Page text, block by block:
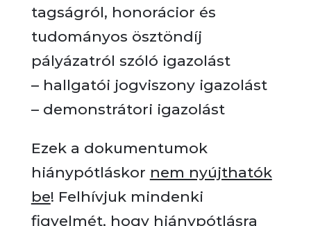
tagságról, honorácior és
tudományos ösztöndíj
pályázatról szóló igazolást
– hallgatói jogviszony igazolást
– demonstrátori igazolást
Ezek a dokumentumok
hiánypótláskor nem nyújthatók
be! Felhívjuk mindenki
figyelmét, hogy hiánypótlásra